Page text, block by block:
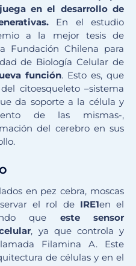
en el desarrollo de
En el estudio
a la mejor tesis de
Fundación Chilena para
de Biología Celular de
función. Esto es, que
citoesqueleto –sistema
da soporte a la célula y
de las mismas-,
del cerebro en sus
en pez cebra, moscas
el rol de IRE1en el
que este sensor
, ya que controla y
Filamina A. Este
de células y en el